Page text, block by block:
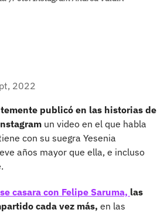
2022
publicó en las historias de
un video en el que habla
con su suegra Yesenia
años mayor que ella, e incluso
casara con Felipe Saruma, las
cada vez más, en las